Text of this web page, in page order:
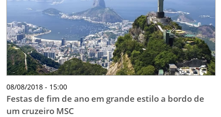
08/08/2018 - 15:00
Festas de fim de ano em grande estilo a bordo de
um cruzeiro MSC